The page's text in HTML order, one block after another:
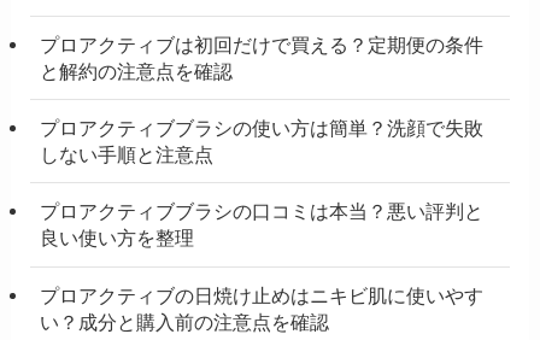
プロアクティブは初回だけで買える？定期便の条件
と解約の注意点を確認
プロアクティブブラシの使い方は簡単？洗顔で失敗
しない手順と注意点
プロアクティブブラシの口コミは本当？悪い評判と
良い使い方を整理
プロアクティブの日焼け止めはニキビ肌に使いやす
い？成分と購入前の注意点を確認